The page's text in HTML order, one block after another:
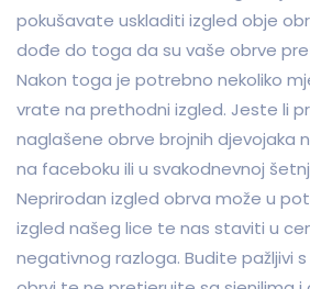
pokušavate uskladiti izgled obje
dođe do toga da su vaše obrve
Nakon toga je potrebno nekoliko
vrate na prethodni izgled. Jeste li
naglašene obrve brojnih djevojaka
na faceboku ili u svakodnevnoj
Neprirodan izgled obrva može u
izgled našeg lice te nas staviti u
negativnog razloga. Budite pažljivi